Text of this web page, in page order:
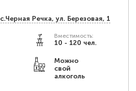
Речка, ул. Березовая, 1
Вместимость:
10 - 120 чел.
Можно
свой
алкоголь